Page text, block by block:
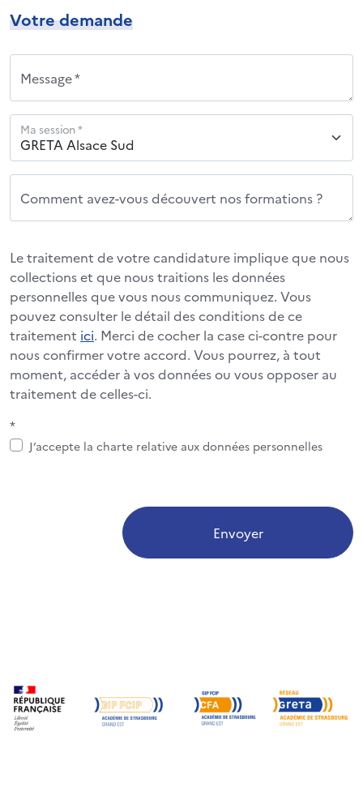
Votre demande
Message *
Ma session *
Comment avez-vous découvert nos formations ?
Le traitement de votre candidature implique que nous
collections et que nous traitions les données
personnelles que vous nous communiquez. Vous
pouvez consulter le détail des conditions de ce
traitement ici. Merci de cocher la case ci-contre pour
nous confirmer votre accord. Vous pourrez, à tout
moment, accéder à vos données ou vous opposer au
traitement de celles-ci.
*
J’accepte la charte relative aux données personnelles
Envoyer